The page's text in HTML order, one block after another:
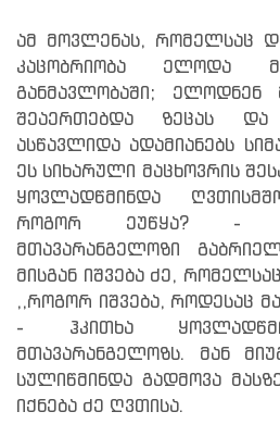
ამ მოვლენას, რომელსაც
კაცობრიობა ელოდა
განმავლობაში; ელოდნენ
შეაერთებდა ზეცას
ასწავლიდა ადამიანებს
ეს სიხარული მაცხოვრის
ყოვლადწმინდა
როგორ ეუწყა? -
მთავარანგელოზი
მისგან იშვება ძე,
,,როგორ იშვება, როდესაც
- ჰკითხა
მთავარანგელოზს. მან
სულიწმინდა გადმოვა
იქნება ძე ღვთისა.